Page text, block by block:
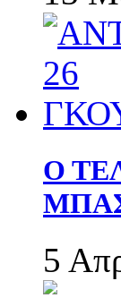
Ο
5